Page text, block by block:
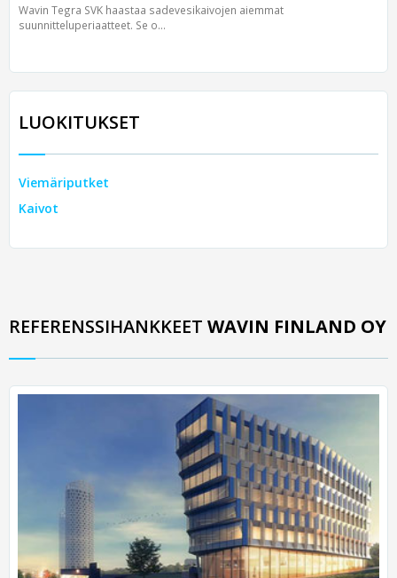
Wavin Tegra SVK haastaa sadevesikaivojen aiemmat
suunnitteluperiaatteet. Se o...
LUOKITUKSET
Viemäriputket
Kaivot
REFERENSSIHANKKEET WAVIN FINLAND OY